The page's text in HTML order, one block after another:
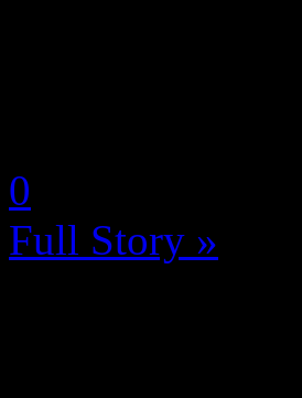
0
Full Story »